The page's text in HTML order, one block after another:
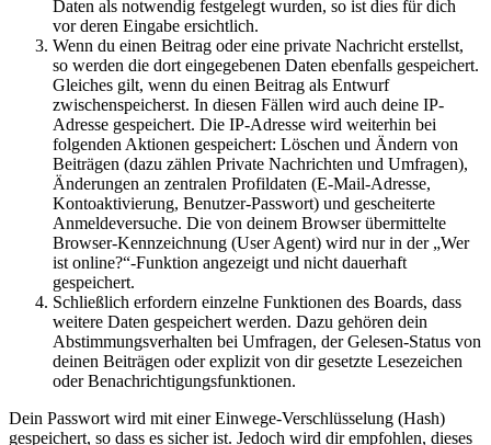
Daten als notwendig festgelegt wurden, so ist dies für dich
vor deren Eingabe ersichtlich.
Wenn du einen Beitrag oder eine private Nachricht erstellst,
so werden die dort eingegebenen Daten ebenfalls gespeichert.
Gleiches gilt, wenn du einen Beitrag als Entwurf
zwischenspeicherst. In diesen Fällen wird auch deine IP-
Adresse gespeichert. Die IP-Adresse wird weiterhin bei
folgenden Aktionen gespeichert: Löschen und Ändern von
Beiträgen (dazu zählen Private Nachrichten und Umfragen),
Änderungen an zentralen Profildaten (E-Mail-Adresse,
Kontoaktivierung, Benutzer-Passwort) und gescheiterte
Anmeldeversuche. Die von deinem Browser übermittelte
Browser-Kennzeichnung (User Agent) wird nur in der „Wer
ist online?“-Funktion angezeigt und nicht dauerhaft
gespeichert.
Schließlich erfordern einzelne Funktionen des Boards, dass
weitere Daten gespeichert werden. Dazu gehören dein
Abstimmungsverhalten bei Umfragen, der Gelesen-Status von
deinen Beiträgen oder explizit von dir gesetzte Lesezeichen
oder Benachrichtigungsfunktionen.
Dein Passwort wird mit einer Einwege-Verschlüsselung (Hash)
gespeichert, so dass es sicher ist. Jedoch wird dir empfohlen, dieses